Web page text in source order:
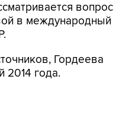
вопрос
в международный
Гордеева
2014 года.